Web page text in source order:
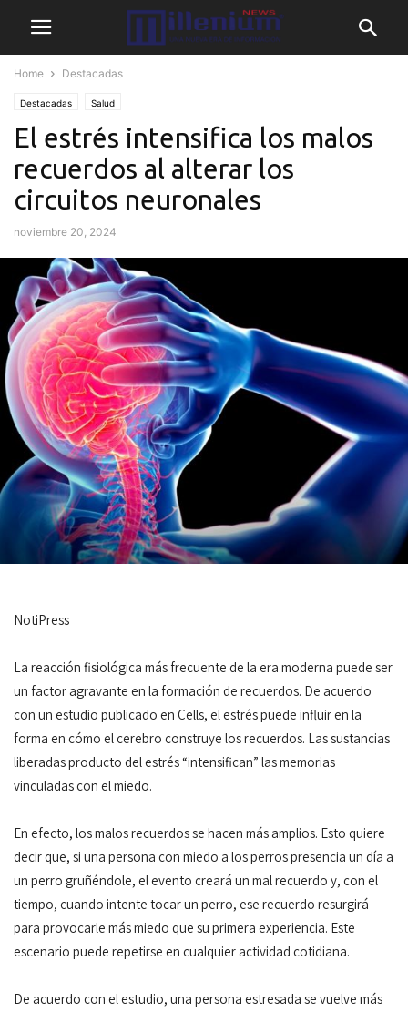
Home Destacadas
Destacadas Salud
El estrés intensifica los malos
recuerdos al alterar los
circuitos neuronales
noviembre 20, 2024
NotiPress
La reacción fisiológica más frecuente de la era moderna puede ser
un factor agravante en la formación de recuerdos. De acuerdo
con un estudio publicado en Cells, el estrés puede influir en la
forma en cómo el cerebro construye los recuerdos. Las sustancias
liberadas producto del estrés “intensifican” las memorias
vinculadas con el miedo.
En efecto, los malos recuerdos se hacen más amplios. Esto quiere
decir que, si una persona con miedo a los perros presencia un día a
un perro gruñéndole, el evento creará un mal recuerdo y, con el
tiempo, cuando intente tocar un perro, ese recuerdo resurgirá
para provocarle más miedo que su primera experiencia. Este
escenario puede repetirse en cualquier actividad cotidiana.
De acuerdo con el estudio, una persona estresada se vuelve más